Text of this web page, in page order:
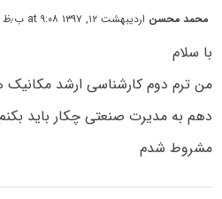
محمد محسن اردیبهشت ۱۲, ۱۳۹۷ at ۹:۰۸ ب٫ظ
با سلام
من ترم دوم کارشناسی ارشد
دهم به مدیرت صنعتی چکار باید
مشروط شدم